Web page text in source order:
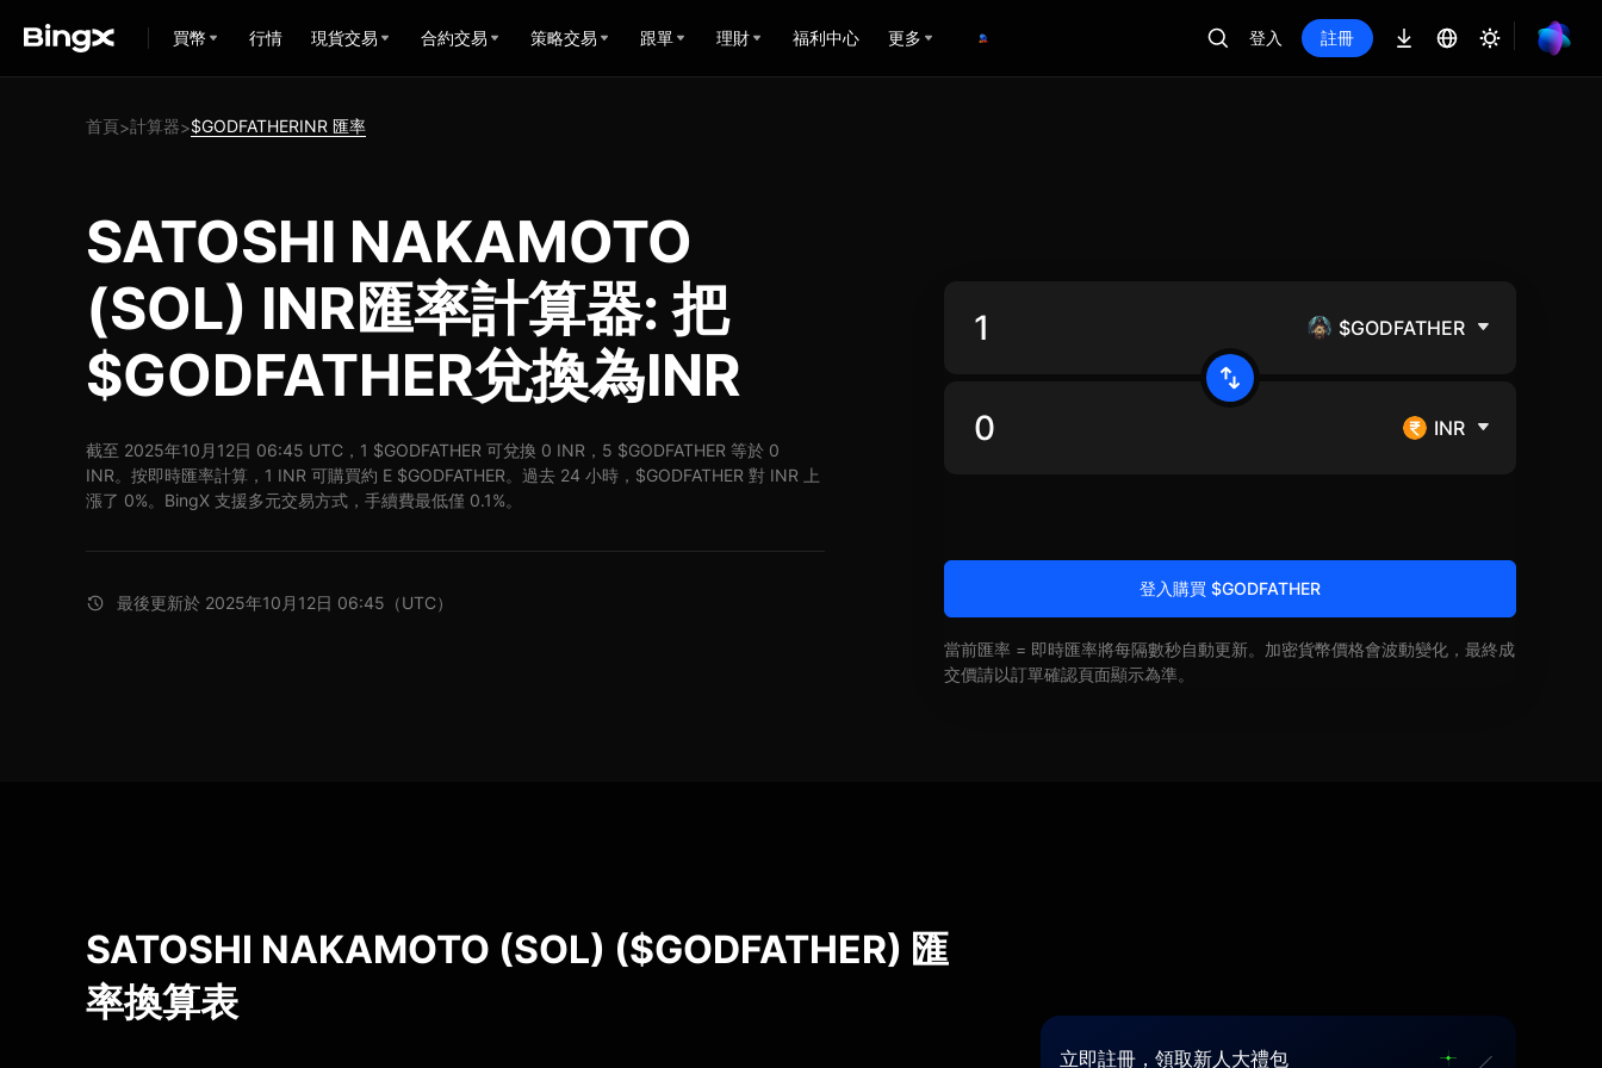
買幣 行情 現貨交易 合約交易 策略交易 跟單 理財 福利中心 更多 登入 註冊
首頁>計算器>$GODFATHERINR 匯率
SATOSHI NAKAMOTO
(SOL) INR匯率計算器: 把
$GODFATHER兌換為INR
截至 2025年10月12日 06:45 UTC，1 $GODFATHER 可兌換 0 INR，5 $GODFATHER 等於 0
INR。按即時匯率計算，1 INR 可購買約 E $GODFATHER。過去 24 小時，$GODFATHER 對 INR 上
漲了 0%。BingX 支援多元交易方式，手續費最低僅 0.1%。
最後更新於 2025年10月12日 06:45（UTC）
$GODFATHER
INR
登入購買 $GODFATHER
當前匯率 = 即時匯率將每隔數秒自動更新。加密貨幣價格會波動變化，最終成
交價請以訂單確認頁面顯示為準。
SATOSHI NAKAMOTO (SOL) ($GODFATHER) 匯
率換算表
立即註冊，領取新人大禮包